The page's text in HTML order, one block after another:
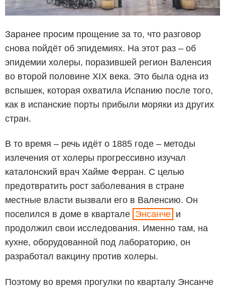
Заранее просим прощение за то, что разговор
снова пойдёт об эпидемиях. На этот раз – об
эпидемии холеры, поразившей регион Валенсия
во второй половине XIX века. Это была одна из
вспышек, которая охватила Испанию после того,
как в испанские порты прибыли моряки из других
стран.
В то время – речь идёт о 1885 годе – методы
излечения от холеры прогрессивно изучал
каталонский врач Хайме Ферран. С целью
предотвратить рост заболевания в стране
местные власти вызвали его в Валенсию. Он
поселился в доме в квартале Энсанче и
продолжил свои исследования. Именно там, на
кухне, оборудованной под лабораторию, он
разработал вакцину против холеры.
Поэтому во время прогулки по кварталу Энсанче